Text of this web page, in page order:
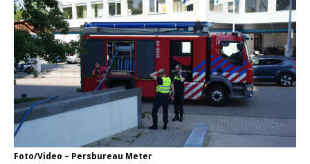
Foto/Video – Persbureau Meter